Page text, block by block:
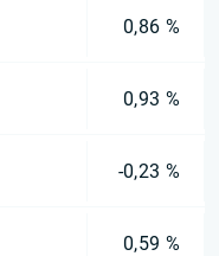
0,86 %
0,93 %
-0,23 %
0,59 %